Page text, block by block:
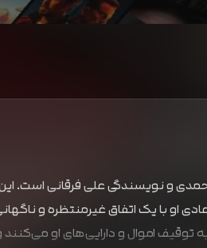
و نویسندگی علی فرقانی است.
او با یک اتفاق غیرمنتظره و
توقیف اموال و دارایی‌های او می‌کنند